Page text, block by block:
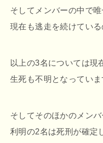
そしてメンバーの中で
現在も逃走を続けている
以上の3名については現
生死も不明となっていま
そしてそのほかのメン
利明の2名は死刑が確定